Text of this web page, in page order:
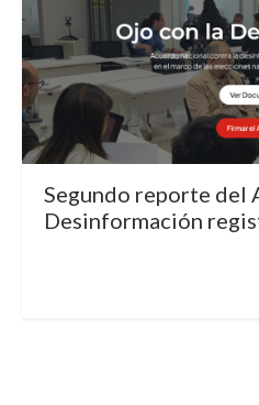
Segundo reporte del
Desinformación